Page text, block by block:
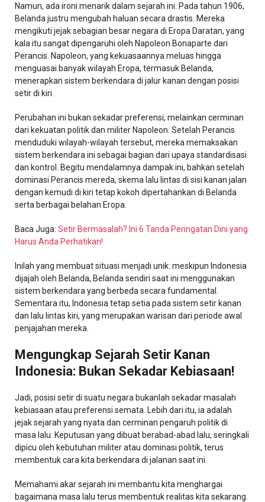
Namun, ada ironi menarik dalam sejarah ini. Pada tahun 1906,
Belanda justru mengubah haluan secara drastis. Mereka
mengikuti jejak sebagian besar negara di Eropa Daratan, yang
kala itu sangat dipengaruhi oleh Napoleon Bonaparte dari
Perancis. Napoleon, yang kekuasaannya meluas hingga
menguasai banyak wilayah Eropa, termasuk Belanda,
menerapkan sistem berkendara di jalur kanan dengan posisi
setir di kiri.
Perubahan ini bukan sekadar preferensi, melainkan cerminan
dari kekuatan politik dan militer Napoleon. Setelah Perancis
menduduki wilayah-wilayah tersebut, mereka memaksakan
sistem berkendara ini sebagai bagian dari upaya standardisasi
dan kontrol. Begitu mendalamnya dampak ini, bahkan setelah
dominasi Perancis mereda, skema lalu lintas di sisi kanan jalan
dengan kemudi di kiri tetap kokoh dipertahankan di Belanda
serta berbagai belahan Eropa.
Baca Juga: Setir Bermasalah? Ini 6 Tanda Peringatan Dini yang
Harus Anda Perhatikan!
Inilah yang membuat situasi menjadi unik: meskipun Indonesia
dijajah oleh Belanda, Belanda sendiri saat ini menggunakan
sistem berkendara yang berbeda secara fundamental.
Sementara itu, Indonesia tetap setia pada sistem setir kanan
dan lalu lintas kiri, yang merupakan warisan dari periode awal
penjajahan mereka.
Mengungkap Sejarah Setir Kanan
Indonesia: Bukan Sekadar Kebiasaan!
Jadi, posisi setir di suatu negara bukanlah sekadar masalah
kebiasaan atau preferensi semata. Lebih dari itu, ia adalah
jejak sejarah yang nyata dan cerminan pengaruh politik di
masa lalu. Keputusan yang dibuat berabad-abad lalu, seringkali
dipicu oleh kebutuhan militer atau dominasi politik, terus
membentuk cara kita berkendara di jalanan saat ini.
Memahami akar sejarah ini membantu kita menghargai
bagaimana masa lalu terus membentuk realitas kita sekarang.